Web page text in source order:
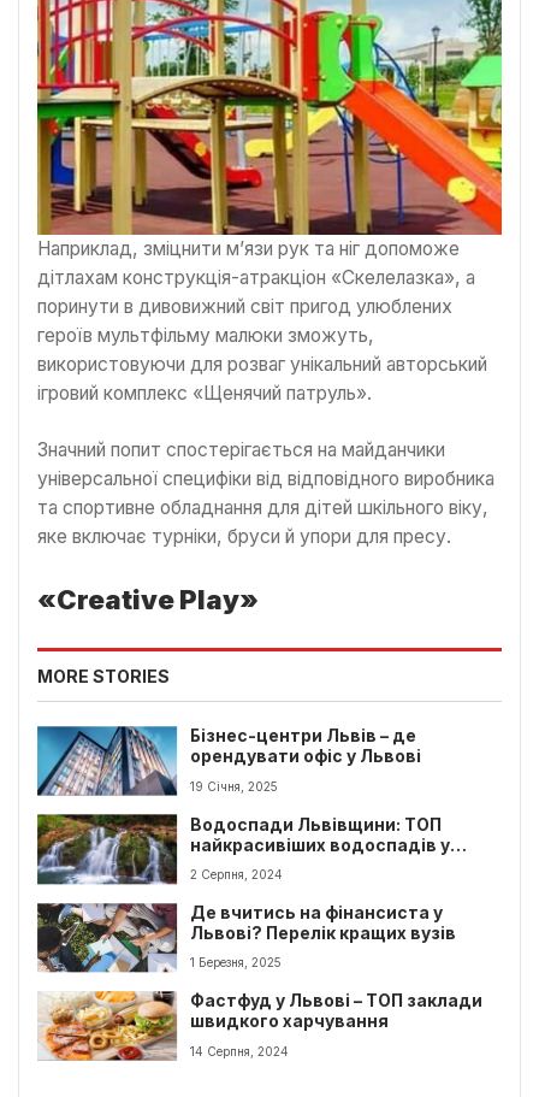
Наприклад, зміцнити м’язи рук та ніг допоможе
дітлахам конструкція-атракціон «Скелелазка», а
поринути в дивовижний світ пригод улюблених
героїв мультфільму малюки зможуть,
використовуючи для розваг унікальний авторський
ігровий комплекс «Щенячий патруль».
Значний попит спостерігається на майданчики
універсальної специфіки від відповідного виробника
та спортивне обладнання для дітей шкільного віку,
яке включає турніки, бруси й упори для пресу.
«Creative Play»
MORE STORIES
Бізнес-центри Львів – де
орендувати офіс у Львові
19 Січня, 2025
Водоспади Львівщини: ТОП
найкрасивіших водоспадів у
Львівській обл.
2 Серпня, 2024
Де вчитись на фінансиста у
Львові? Перелік кращих вузів
1 Березня, 2025
Фастфуд у Львові – ТОП заклади
швидкого харчування
14 Серпня, 2024